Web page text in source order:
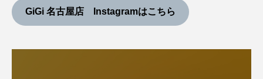
GiGi 名古屋店 Instagramはこちら